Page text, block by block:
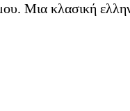
Μια κλασική